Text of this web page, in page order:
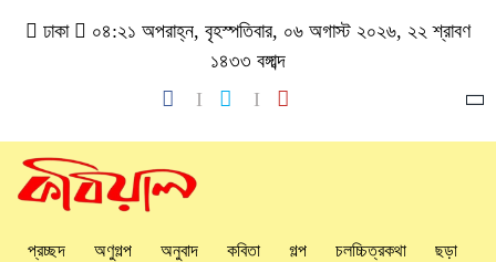
ঢাকা
০৪:২১ অপরাহ্ন, বৃহস্পতিবার, ০৬ অগাস্ট ২০২৬, ২২ শ্রাবণ
১৪৩৩ বঙ্গাব্দ
প্রচ্ছদ অণুগল্প অনুবাদ কবিতা গল্প চলচ্চিত্রকথা ছড়া